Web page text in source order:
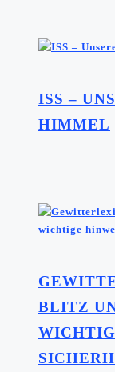
ISS –
HIMMEL
BLITZ